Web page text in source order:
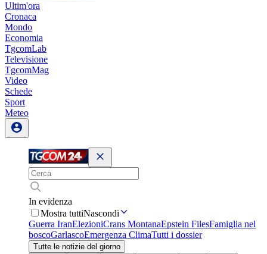
Ultim'ora
Cronaca
Mondo
Economia
TgcomLab
Televisione
TgcomMag
Video
Schede
Sport
Meteo
In evidenza
Mostra tuttiNascondi
Guerra IranElezioniCrans MontanaEpstein FilesFamiglia nel
boscoGarlascoEmergenza ClimaTutti i dossier
Tutte le notizie del giorno